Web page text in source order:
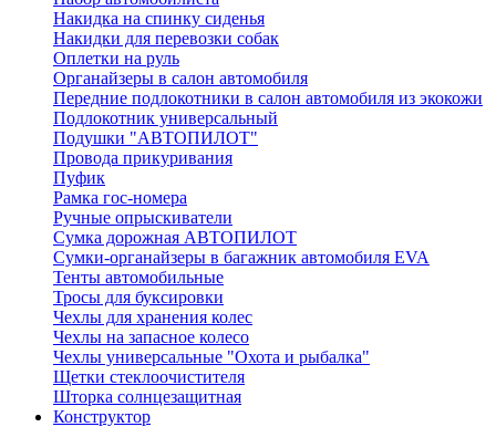
Накидка на спинку сиденья
Накидки для перевозки собак
Оплетки на руль
Органайзеры в салон автомобиля
Передние подлокотники в салон автомобиля из экокожи
Подлокотник универсальный
Подушки "АВТОПИЛОТ"
Провода прикуривания
Пуфик
Рамка гос-номера
Ручные опрыскиватели
Сумка дорожная АВТОПИЛОТ
Сумки-органайзеры в багажник автомобиля EVA
Тенты автомобильные
Тросы для буксировки
Чехлы для хранения колес
Чехлы на запасное колесо
Чехлы универсальные "Охота и рыбалка"
Щетки стеклоочистителя
Шторка солнцезащитная
Конструктор